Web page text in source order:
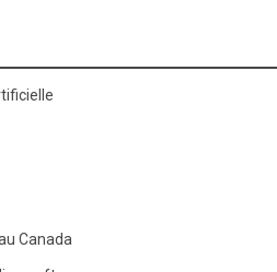
Canada